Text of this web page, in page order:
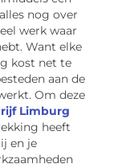
nog over
werk waar
Want elke
kost net te
aan de
Om deze
Limburg
heeft
en je